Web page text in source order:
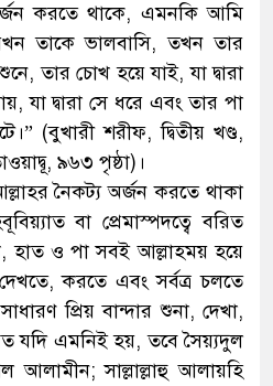
করতে থাকে, এমনকি আমি
তাকে ভালবাসি, তখন তার
তার চোখ হয়ে যাই, যা দ্বারা
যা দ্বারা সে ধরে এবং তার পা
(বুখারী শরীফ, দ্বিতীয় খণ্ড,
৯৬৩ পৃষ্ঠা)।
নৈকট্য অর্জন করতে থাকা
বা প্রেমাস্পদত্বে বরিত
ও পা সবই আল্লাহময় হয়ে
করতে এবং সর্বত্র চলতে
প্রিয় বান্দার শুনা, দেখা,
যদি এমনিই হয়, তবে সৈয়্যদুল
আলামীন; সাল্লাল্লাহু আলায়হি